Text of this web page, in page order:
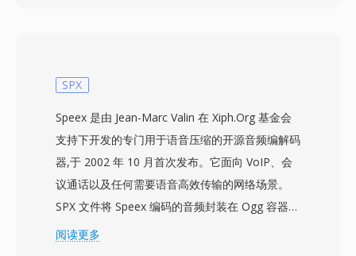
MPEG-4 音频标准(ISO/IEC 14496-3)作为定义的
广泛普及:编码速度比 MP3 慢,硬件播放器支持稀
少,且专有授权模式阻碍了第三方开发。2009
年,FFmpeg 项目逆向工程了 TwinVQ 解码器,为
VLC 和其他开源播放器带来了播放支持。VQF 是
编解码器历史上一个值得关注的案例 — 技术上雄
心勃勃,却被 MP3 的生态优势和后来 AAC 的崛起
SPX
Speex 是由 Jean-Marc Valin 在 Xiph.Org 基金会
支持下开发的专门用于语音压缩的开源音频编解码
器,于 2002 年 10 月首次发布。它面向 VoIP、会
议通话以及任何需要语音高效传输的网络场景。
SPX 文件将 Speex 编码的音频封装在 Ogg 容器
中,将编解码器的语音优化特性与 Ogg 的流媒体能
阅读更多